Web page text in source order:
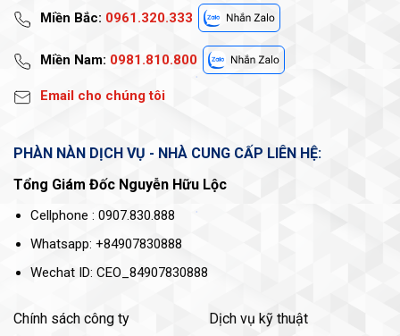
Miền Bắc: 0961.320.333
Miền Nam: 0981.810.800
Email cho chúng tôi
PHÀN NÀN DỊCH VỤ - NHÀ CUNG CẤP LIÊN HỆ:
Tổng Giám Đốc Nguyễn Hữu Lộc
Cellphone : 0907.830.888
Whatsapp: +84907830888
Wechat ID: CEO_84907830888
Chính sách công ty Dịch vụ kỹ thuật